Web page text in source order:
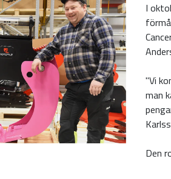
I
"Vi
man
Den